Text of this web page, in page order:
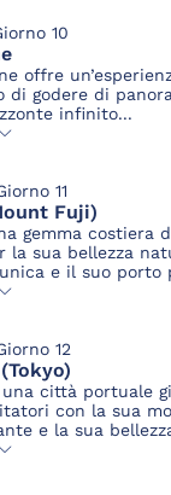
10
offre
di godere di
infinito...
11
Fuji)
gemma costiera
la sua bellezza
e il suo porto
12
una città portuale
con la sua
e la sua